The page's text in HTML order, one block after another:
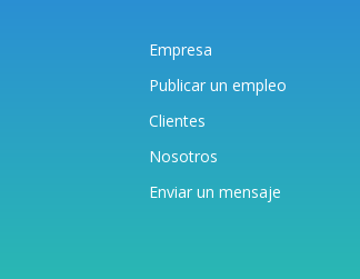
Empresa
Publicar un empleo
Clientes
Nosotros
Enviar un mensaje